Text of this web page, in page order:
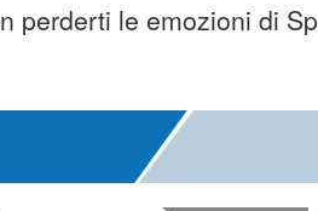
perderti le emozioni di